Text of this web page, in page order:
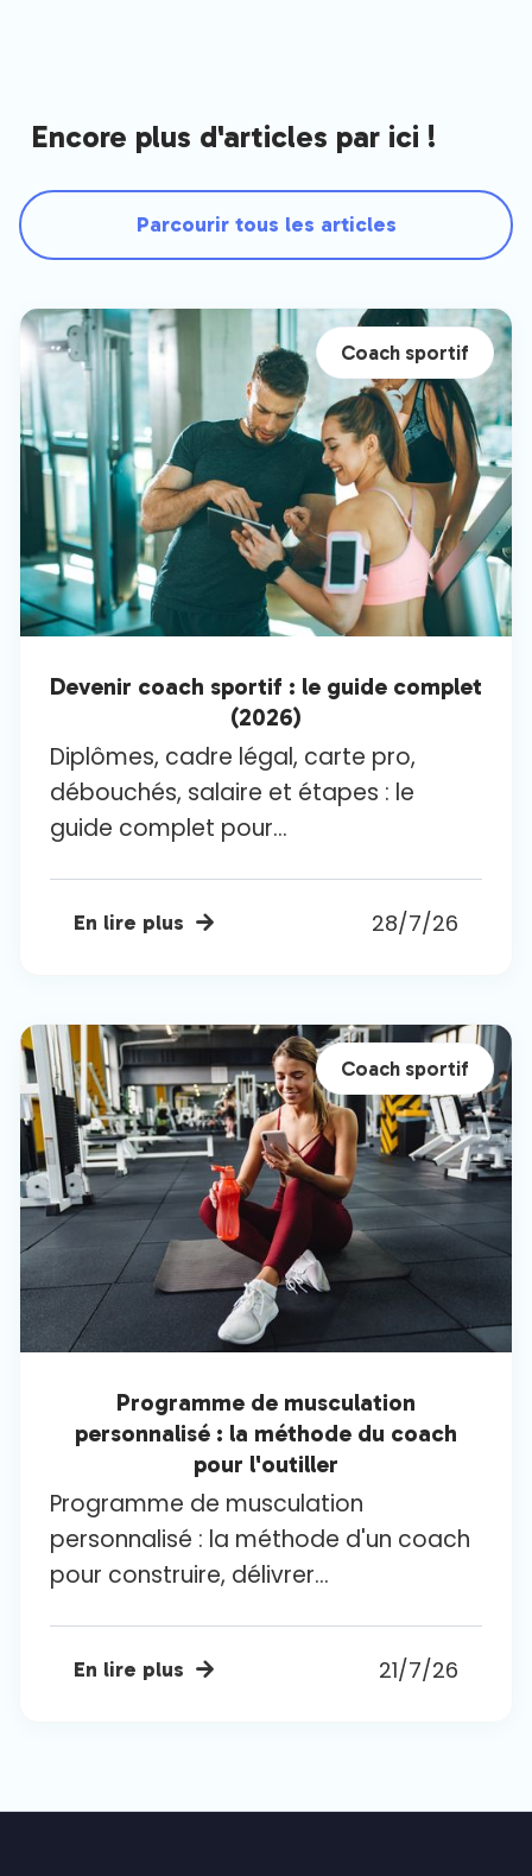
Encore plus d'articles par ici !
Parcourir tous les articles
Coach sportif
Devenir coach sportif : le guide complet
(2026)
Diplômes, cadre légal, carte pro,
débouchés, salaire et étapes : le
guide complet pour...
En lire plus  28/7/26
Coach sportif
Programme de musculation
personnalisé : la méthode du coach
pour l'outiller
Programme de musculation
personnalisé : la méthode d'un coach
pour construire, délivrer...
En lire plus  21/7/26